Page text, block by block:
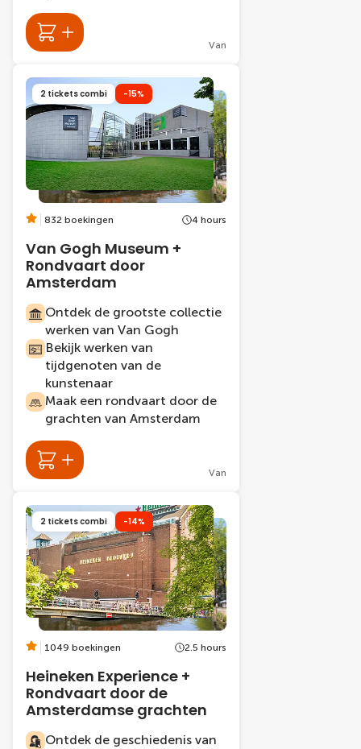
Van
2 tickets combi -15%
832 boekingen 4 hours
Van Gogh Museum +
Rondvaart door
Amsterdam
Ontdek de grootste collectie
werken van Van Gogh
Bekijk werken van
tijdgenoten van de
kunstenaar
Maak een rondvaart door de
grachten van Amsterdam
Van
2 tickets combi -14%
1049 boekingen 2.5 hours
Heineken Experience +
Rondvaart door de
Amsterdamse grachten
Ontdek de geschiedenis van